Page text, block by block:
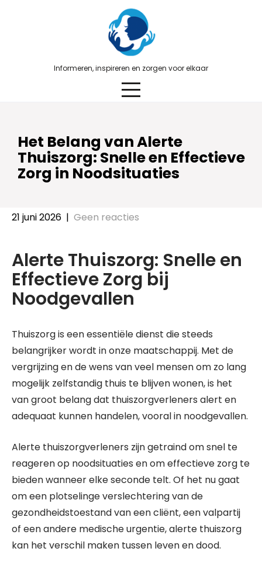
Informeren, inspireren en zorgen voor elkaar
Het Belang van Alerte
Thuiszorg: Snelle en Effectieve
Zorg in Noodsituaties
21 juni 2026 | Geen reacties
Alerte Thuiszorg: Snelle en
Effectieve Zorg bij
Noodgevallen
Thuiszorg is een essentiële dienst die steeds
belangrijker wordt in onze maatschappij. Met de
vergrijzing en de wens van veel mensen om zo lang
mogelijk zelfstandig thuis te blijven wonen, is het
van groot belang dat thuiszorgverleners alert en
adequaat kunnen handelen, vooral in noodgevallen.
Alerte thuiszorgverleners zijn getraind om snel te
reageren op noodsituaties en om effectieve zorg te
bieden wanneer elke seconde telt. Of het nu gaat
om een plotselinge verslechtering van de
gezondheidstoestand van een cliënt, een valpartij
of een andere medische urgentie, alerte thuiszorg
kan het verschil maken tussen leven en dood.